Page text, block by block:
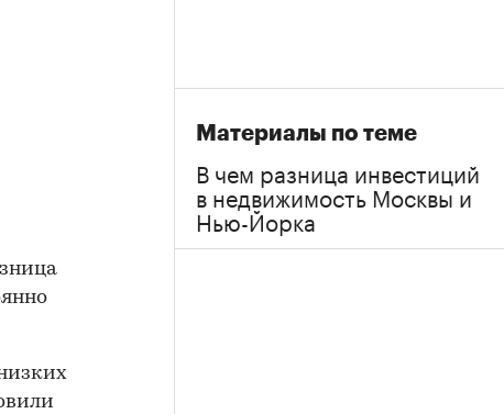
Материалы по теме
В чем разница инвестиций
в недвижимость Москвы и
Нью-Йорка